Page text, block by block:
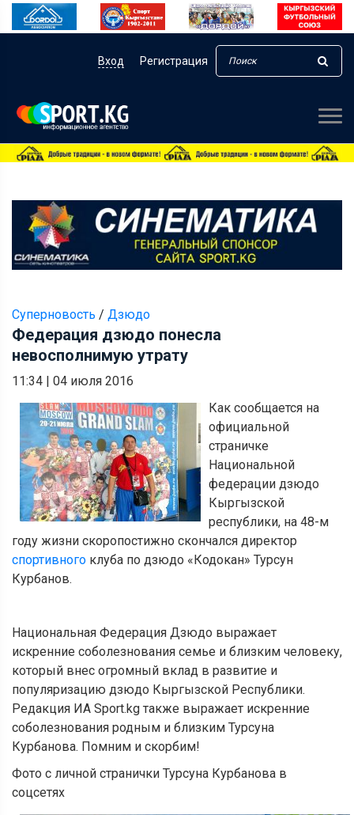
Вход Регистрация
Суперновость / Дзюдо
Федерация дзюдо понесла
невосполнимую утрату
11:34 | 04 июля 2016
Как сообщается на
официальной
страничке
Национальной
федерации дзюдо
Кыргызской
республики, на 48-м
году жизни скоропостижно скончался директор
спортивного клуба по дзюдо «Кодокан» Турсун
Курбанов.
Национальная Федерация Дзюдо выражает
искренние соболезнования семье и близким человеку,
который внес огромный вклад в развитие и
популяризацию дзюдо Кыргызской Республики.
Редакция ИА Sport.kg также выражает искренние
соболезнования родным и близким Турсуна
Курбанова. Помним и скорбим!
Фото с личной странички Турсуна Курбанова в
соцсетях